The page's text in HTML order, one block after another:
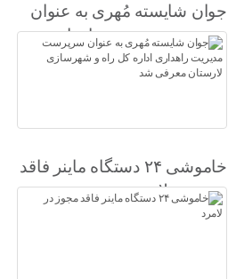
جوان شایسته مُهری به عنوان
سرپرست مدیریت راهداری
اداره کل راه و شهرسازی
لارستان معرفی شد
خاموشی ۲۴ دستگاه ماینر فاقد
مجوز در لامرد